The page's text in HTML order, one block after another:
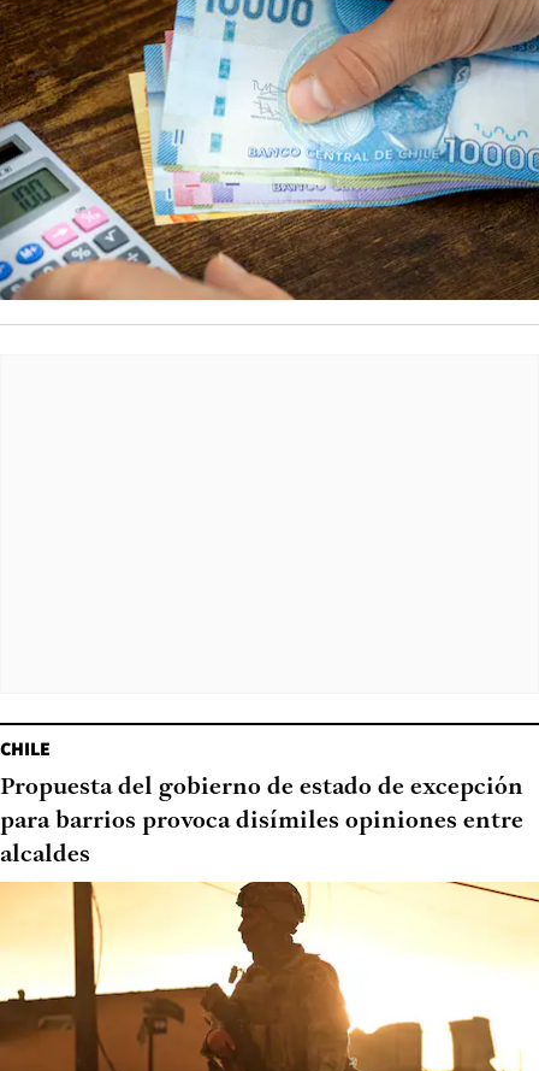
CHILE
Propuesta del gobierno de estado de excepción
para barrios provoca disímiles opiniones entre
alcaldes